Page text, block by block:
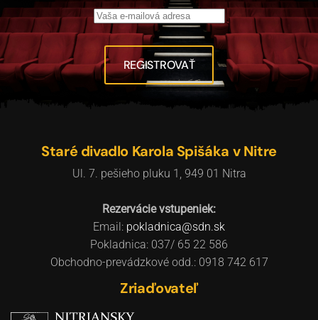
REGISTROVAŤ
Staré divadlo Karola Spišáka v Nitre
Ul. 7. pešieho pluku 1, 949 01 Nitra
Rezervácie vstupeniek:
Email: pokladnica@sdn.sk
Pokladnica: 037/ 65 22 586
Obchodno-prevádzkové odd.: 0918 742 617
Zriaďovateľ